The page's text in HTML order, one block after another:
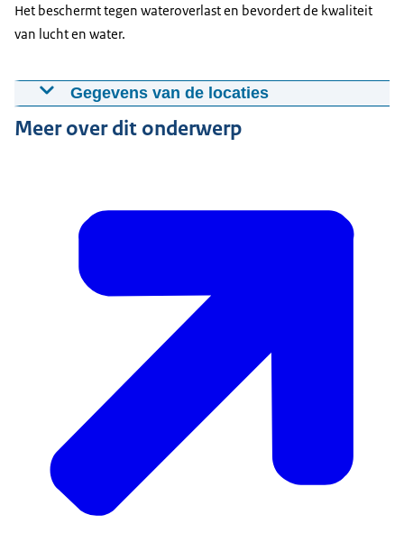
Het beschermt tegen wateroverlast en bevordert de kwaliteit
van lucht en water.
Gegevens van de locaties
Ministerie van Infrastructuur en
Waterstaat (IenW)
Meer over dit onderwerp